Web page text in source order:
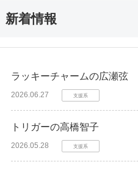
新着情報
ラッキーチャームの広瀬弦
2026.06.27 支援系
トリガーの高橋智子
2026.05.28 支援系